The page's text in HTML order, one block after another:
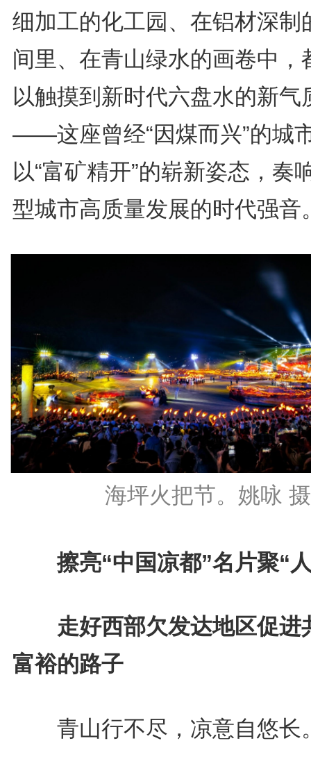
细加工的化工园、在铝材深制
间里、在青山绿水的画卷中，
以触摸到新时代六盘水的新气
——这座曾经“因煤而兴”的城
以“富矿精开”的崭新姿态，奏
型城市高质量发展的时代强音
海坪火把节。姚咏 摄
擦亮“中国凉都”名片聚“
走好西部欠发达地区促进
富裕的路子
青山行不尽，凉意自悠长